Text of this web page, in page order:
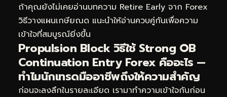
ถ้าคุณยังไม่เคยอ่านบทความ Retire Early จาก Forex
วิธีวางแผนเกษียณด แนะนำให้อ่านควบคู่กันเพื่อความ
เข้าใจที่สมบูรณ์ยิ่งขึ้น
Propulsion Block วิธีใช้ Strong OB
Continuation Entry Forex คืออะไร —
ทำไมนักเทรดมืออาชีพถึงให้ความสำคัญ
ก่อนจะลงลึกในรายละเอียด เรามาทำความเข้าใจกันก่อน